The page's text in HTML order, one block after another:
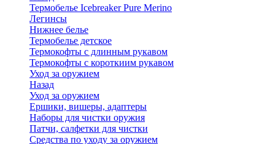
Термобелье Icebreaker Pure Merino
Легинсы
Нижнее белье
Термобелье детское
Термокофты с длинным рукавом
Термокофты с короткиим рукавом
Уход за оружием
Назад
Уход за оружием
Ершики, вишеры, адаптеры
Наборы для чистки оружия
Патчи, салфетки для чистки
Средства по уходу за оружием